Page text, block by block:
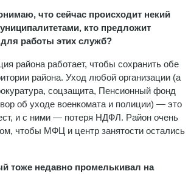
что сейчас происходит некий
кто предложит
работы этих служб?
района работает, чтобы сохранить обе
района. Уход любой организации (а
соцзащита, Пенсионный фонд
об уходе военкомата и полиции) — это
и с ними — потеря НДФЛ. Район очень
чтобы МФЦ и центр занятости остались
тоже недавно промелькивал на